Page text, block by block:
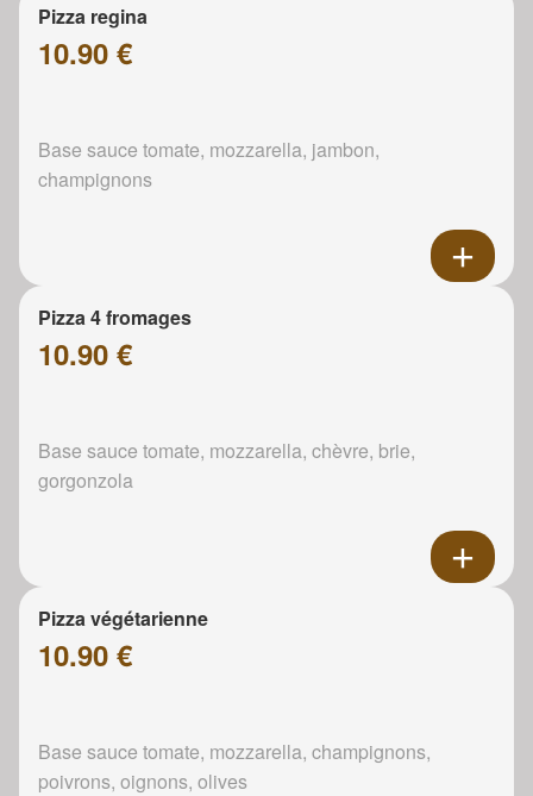
Pizza regina
10.90 €
Base sauce tomate, mozzarella, jambon,
champignons
Pizza 4 fromages
10.90 €
Base sauce tomate, mozzarella, chèvre, brie,
gorgonzola
Pizza végétarienne
10.90 €
Base sauce tomate, mozzarella, champignons,
poivrons, oignons, olives